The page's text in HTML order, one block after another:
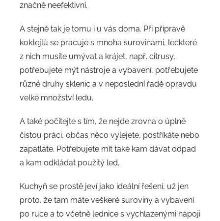
značně neefektivní.
A stejně tak je tomu i u vás doma. Při přípravě
koktejlů se pracuje s mnoha surovinami, leckteré
z nich musíte umývat a krájet, např. citrusy,
potřebujete mýt nástroje a vybavení, potřebujete
různé druhy sklenic a v neposlední řadě opravdu
velké množství ledu.
A také počítejte s tím, že nejde zrovna o úplně
čistou práci, občas něco vylejete, postříkáte nebo
zapatláte. Potřebujete mít také kam dávat odpad
a kam odkládat použitý led.
Kuchyň se prostě jeví jako ideální řešení, už jen
proto, že tam máte veškeré suroviny a vybavení
po ruce a to včetně lednice s vychlazenými nápoji